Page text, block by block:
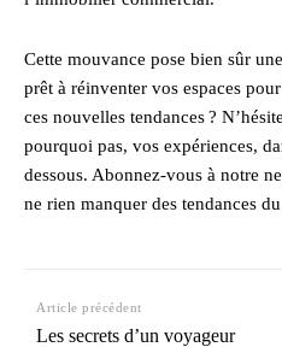
Cette mouvance pose bien sûr
prêt à réinventer vos espaces
ces nouvelles tendances ?
pourquoi pas, vos expériences,
dessous. Abonnez-vous à notre
ne rien manquer des tendances
Article précédent
Les secrets d’un voyageur